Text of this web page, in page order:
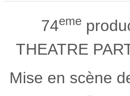
74eme
THEATRE
Mise en scène